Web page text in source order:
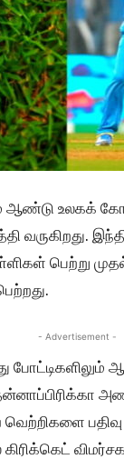
ஆண்டு உலகக்
வருகிறது.
பெற்று
- Advertisement -